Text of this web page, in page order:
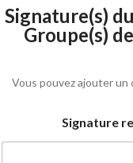
Signature(s)
Groupe(s)
Vous pouvez ajouter un
Signature